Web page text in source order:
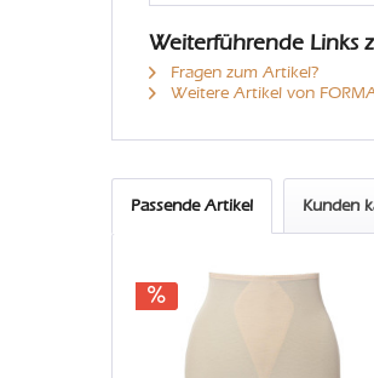
Weiterführende Links
Fragen zum Artikel?
Weitere Artikel von
Passende Artikel Kunden